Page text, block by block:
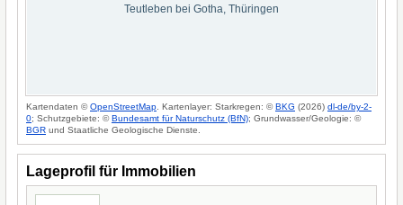
Teutleben bei Gotha, Thüringen
Kartendaten ©OpenStreetMap . Kartenlayer: Starkregen: ©BKG (2026) dl-de/by-2-
0; Schutzgebiete: ©Bundesamt für Naturschutz (BfN); Grundwasser/Geologie: ©
BGR und Staatliche Geologische Dienste.
Lageprofil für Immobilien